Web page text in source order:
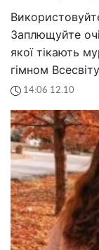
Заплющуйте
якої тікають
гімном Всесвіту
14:06 12.10